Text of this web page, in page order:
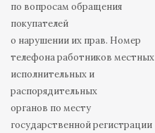
по вопросам обращения
покупателей
о нарушении их прав. Номер
телефона работников местных
исполнительных и
распорядительных
органов по месту
государственной регистрации